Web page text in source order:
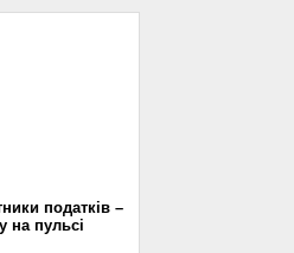
податків –
на пульсі